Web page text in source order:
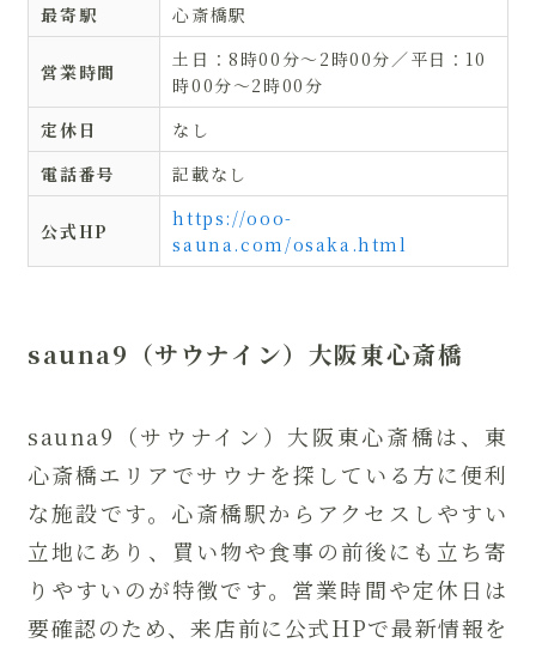
最寄駅
心斎橋駅
営業時間
土日：8時00分〜2時00分／平日：10
時00分〜2時00分
定休日
なし
電話番号
記載なし
公式HP
https://ooo-
sauna.com/osaka.html
sauna9（サウナイン）大阪東心斎橋
sauna9（サウナイン）大阪東心斎橋は、東
心斎橋エリアでサウナを探している方に便利
な施設です。心斎橋駅からアクセスしやすい
立地にあり、買い物や食事の前後にも立ち寄
りやすいのが特徴です。営業時間や定休日は
要確認のため、来店前に公式HPで最新情報を